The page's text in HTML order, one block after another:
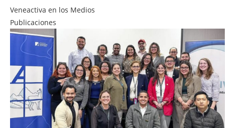
Veneactiva en los Medios
Publicaciones